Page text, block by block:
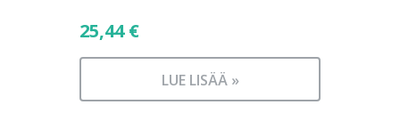
25,44€
LUE LISÄÄ »